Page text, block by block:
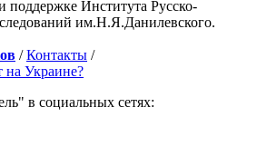
поддержке Института Русско-
им.Н.Я.Данилевского.
/Контакты /
на Украине?
в социальных сетях: